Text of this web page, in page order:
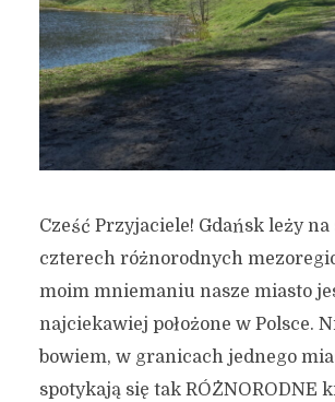
Cześć Przyjaciele! Gdańsk leży
czterech różnorodnych
moim mniemaniu nasze miasto
najciekawiej położone w Polsce.
bowiem, w granicach jednego
spotykają się tak RÓŻNORODNE